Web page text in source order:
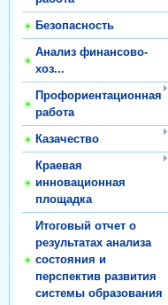
Безопасность
Анализ финансово-
хоз...
Профориентационная
работа
Казачество
Краевая
инновационная
площадка
Итоговый отчет о
результатах анализа
состояния и
перспектив развития
системы образования